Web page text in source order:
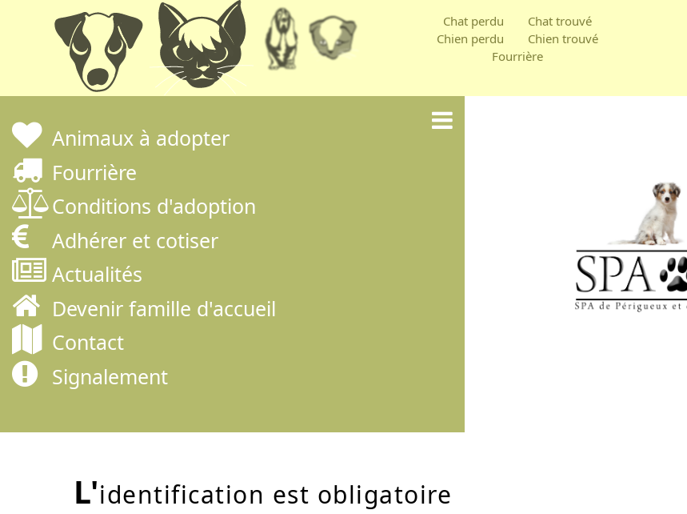
au
contenu
Chat perdu
Chat trouvé
Chien perdu
Chien trouvé
Fourrière
Animaux à adopter
Fourrière
Conditions d'adoption
Adhérer et cotiser
Actualités
Devenir famille d'accueil
Contact
Signalement
l'identification est obligatoire